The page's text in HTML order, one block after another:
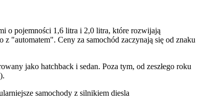
o pojemności 1,6 litra i 2,0 litra, które rozwijają
"automatem". Ceny za samochód zaczynają się od znaku
jako hatchback i sedan. Poza tym, od zeszłego roku
samochody z silnikiem diesla